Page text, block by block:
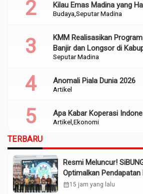
BudayaSeputar Madina
Kilau Emas Madina yang
Seputar Madina
KMM Realisasikan
Banjir dan Longsor di
Artikel
Anomali Piala Dunia 2026
Artikel Ekonomi
Apa Kabar Koperasi
TERBARU
Resmi Meluncur!
Optimalkan Pendapatan
calendar_month15 jam yang lalu